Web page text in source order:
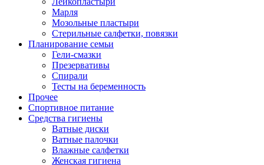
Марля
Мозольные пластыри
Стерильные салфетки, повязки
Планирование семьи
Гели-смазки
Презервативы
Спирали
Тесты на беременность
Прочее
Спортивное питание
Средства гигиены
Ватные диски
Ватные палочки
Влажные салфетки
Женская гигиена